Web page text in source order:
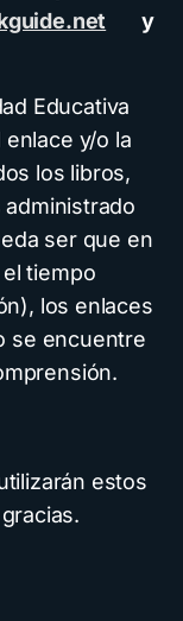
y
Educativa
y/o la
los libros,
ser que en
tiempo
los enlaces
se encuentre
estos